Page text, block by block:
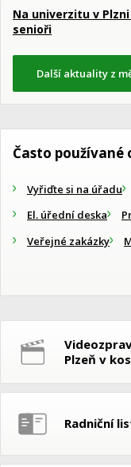
Na univerzitu v
senioři
Další aktuality z
Často používané
Vyřiďte si na úřadu
El. úřední deska
Veřejné zakázky
Plzeň v
Radniční